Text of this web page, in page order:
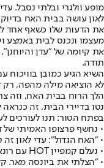
מופע וולגרי ובלתי נסבל.
לאון עושה בבית האח
את הדעות שלו כשאף אחד
מעצמו ונכנס לבית באמצע
את קיומה של "עדן
תודה.
השיא הגיע כמובן בוויכוח
לא הוציאה מילה מהפה,
הלך הרוח בבית האח, וזה
נטו בדיירי הבית, זה
בפתח הטור: תנו לעורכים
• נחשף פרצופו האמיתי של
• "האח הגדול": עדי לאון זה
• נעלם קמפיין HOT עם רונאלדו
• "הצלתי את ביונסה מאר.